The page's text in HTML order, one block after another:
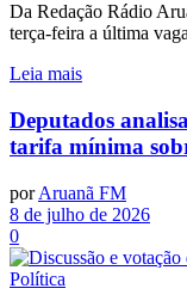
Da Redação Rádio
terça-feira a última
Leia mais
Deputados
tarifa mínima
por Aruanã FM
8 de julho de 2026
0
Política